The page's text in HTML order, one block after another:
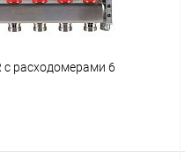
с расходомерами 6